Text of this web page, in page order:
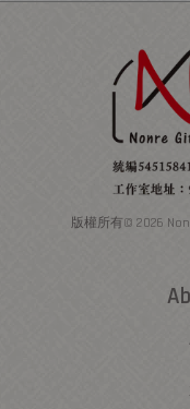
版權所有© 2026